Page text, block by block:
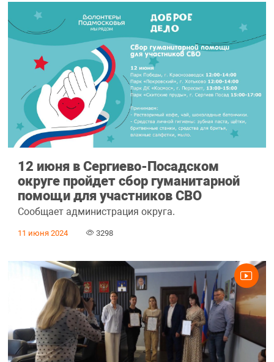
12 июня в Сергиево-Посадском
округе пройдет сбор гуманитарной
помощи для участников СВО
Сообщает администрация округа.
11 июня 2024 3298